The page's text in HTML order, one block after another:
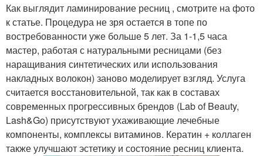
Как выглядит ламинирование ресниц , смотрите на фото
к статье. Процедура не зря остается в топе по
востребованности уже больше 5 лет. За 1-1,5 часа
мастер, работая с натуральными ресницами (без
наращивания синтетических или использования
накладных волокон) заново моделирует взгляд. Услуга
считается восстановительной, так как в составах
современных прогрессивных брендов (Lab of Beauty,
Lash&Go) присутствуют ухаживающие лечебные
компоненты, комплексы витаминов. Кератин + коллаген
также улучшают эстетику и состояние ресниц клиента.